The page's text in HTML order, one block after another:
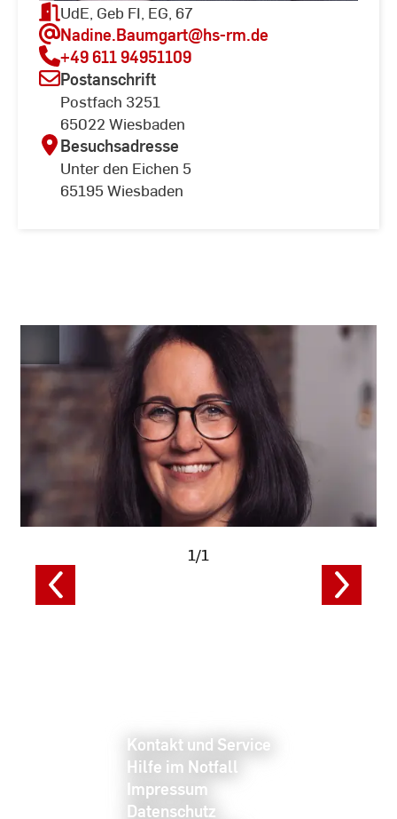
UdE, Geb FI, EG, 67
Nadine.Baumgart@hs-rm.de
+49 611 94951109
Postanschrift
Postfach 3251
65022 Wiesbaden
Besuchsadresse
Unter den Eichen 5
65195 Wiesbaden
1/1
Kontakt und Service
Hilfe im Notfall
Impressum
Datenschutz